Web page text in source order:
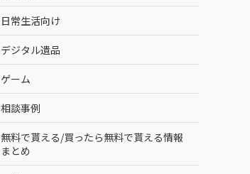
日常生活向け
デジタル遺品
ゲーム
相談事例
無料で貰える/買ったら無料で貰える情報
まとめ